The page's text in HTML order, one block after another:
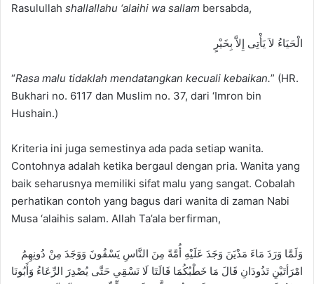
Rasulullah shallallahu ‘alaihi wa sallam bersabda,
الْحَيَاءُ لاَ يَأْتِى إِلاَّ بِخَيْرٍ
“Rasa malu tidaklah mendatangkan kecuali kebaikan.” (HR.
Bukhari no. 6117 dan Muslim no. 37, dari ‘Imron bin
Hushain.)
Kriteria ini juga semestinya ada pada setiap wanita.
Contohnya adalah ketika bergaul dengan pria. Wanita yang
baik seharusnya memiliki sifat malu yang sangat. Cobalah
perhatikan contoh yang bagus dari wanita di zaman Nabi
Musa ‘alaihis salam. Allah Ta’ala berfirman,
وَلَمَّا وَرَدَ مَاءَ مَدْيَنَ وَجَدَ عَلَيْهِ أُمَّةً مِنَ النَّاسِ يَسْقُونَ وَوَجَدَ مِنْ دُونِهِمُ
امْرَأتَيْنِ تَذُودَانِ قَالَ مَا خَطْبُكُمَا قَالَتَا لَا نَسْقِي حَتَّى يُصْدِرَ الرِّعَاءُ وَأَبُونَا